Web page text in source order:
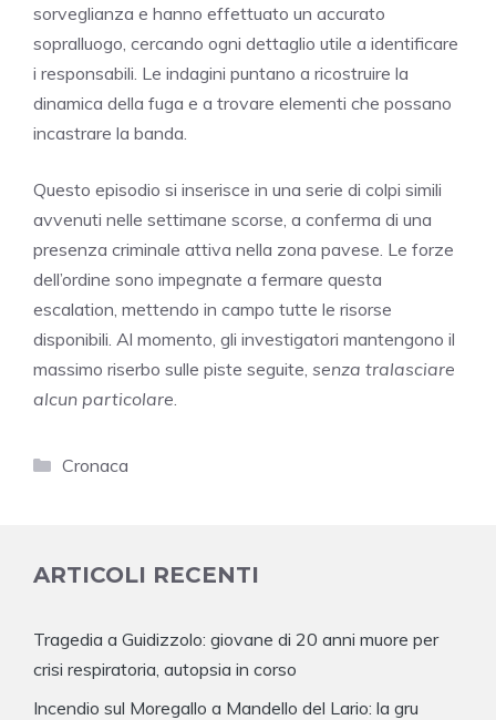
sorveglianza e hanno effettuato un accurato
sopralluogo, cercando ogni dettaglio utile a identificare
i responsabili. Le indagini puntano a ricostruire la
dinamica della fuga e a trovare elementi che possano
incastrare la banda.
Questo episodio si inserisce in una serie di colpi simili
avvenuti nelle settimane scorse, a conferma di una
presenza criminale attiva nella zona pavese. Le forze
dell’ordine sono impegnate a fermare questa
escalation, mettendo in campo tutte le risorse
disponibili. Al momento, gli investigatori mantengono il
massimo riserbo sulle piste seguite, senza tralasciare
alcun particolare
Categorie
Cronaca
ARTICOLI RECENTI
Tragedia a Guidizzolo: giovane di 20 anni muore per
crisi respiratoria, autopsia in corso
Incendio sul Moregallo a Mandello del Lario: la gru